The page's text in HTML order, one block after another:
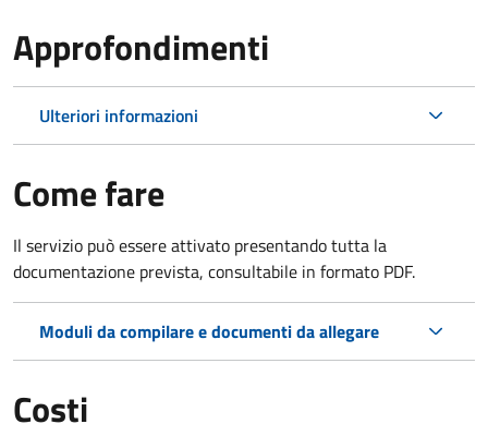
Approfondimenti
Ulteriori informazioni
Come fare
Il servizio può essere attivato presentando tutta la
documentazione prevista, consultabile in formato PDF.
Moduli da compilare e documenti da allegare
Costi